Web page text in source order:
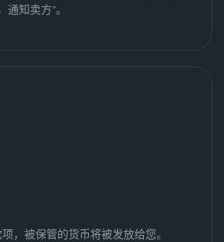
知卖方”。
，被保管的货币将被发放给您。